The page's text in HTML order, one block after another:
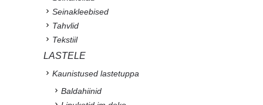
Seinakleebised
Tahvlid
Tekstiil
LASTELE
Kaunistused lastetuppa
Baldahiinid